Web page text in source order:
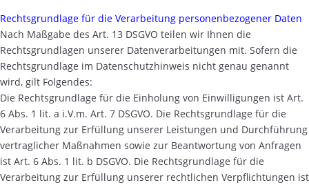
Rechtsgrundlage für die Verarbeitung personenbezogener Daten
Nach Maßgabe des Art. 13 DSGVO teilen wir Ihnen die
Rechtsgrundlagen unserer Datenverarbeitungen mit. Sofern die
Rechtsgrundlage im Datenschutzhinweis nicht genau genannt
wird, gilt Folgendes:
Die Rechtsgrundlage für die Einholung von Einwilligungen ist Art.
6 Abs. 1 lit. a i.V.m. Art. 7 DSGVO. Die Rechtsgrundlage für die
Verarbeitung zur Erfüllung unserer Leistungen und Durchführung
vertraglicher Maßnahmen sowie zur Beantwortung von Anfragen
ist Art. 6 Abs. 1 lit. b DSGVO. Die Rechtsgrundlage für die
Verarbeitung zur Erfüllung unserer rechtlichen Verpflichtungen ist